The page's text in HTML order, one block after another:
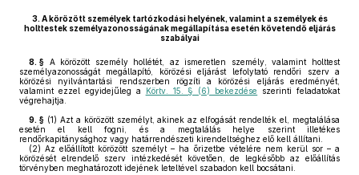
3. A körözött személyek tartózkodási helyének, valamint a személyek és
holttestek személyazonosságának megállapítása esetén követendő eljárás
szabályai
8. § A körözött személy hollétét, az ismeretlen személy, valamint holttest
személyazonosságát megállapító, körözési eljárást lefolytató rendőri szerv a
körözési nyilvántartási rendszerben rögzíti a körözési eljárás eredményét,
valamint ezzel egyidejűleg a
Körtv. 15. § (6) bekezdése
szerinti feladatokat
végrehajtja.
9. § (1) Azt a körözött személyt, akinek az elfogását rendelték el, megtalálása
esetén el kell fogni, és a megtalálás helye szerint illetékes
rendőrkapitánysághoz vagy határrendészeti kirendeltséghez elő kell állítani.
(2) Az előállított körözött személyt – ha őrizetbe vételére nem kerül sor – a
körözését elrendelő szerv intézkedését követően, de legkésőbb az előállítás
törvényben meghatározott idejének leteltével szabadon kell bocsátani.